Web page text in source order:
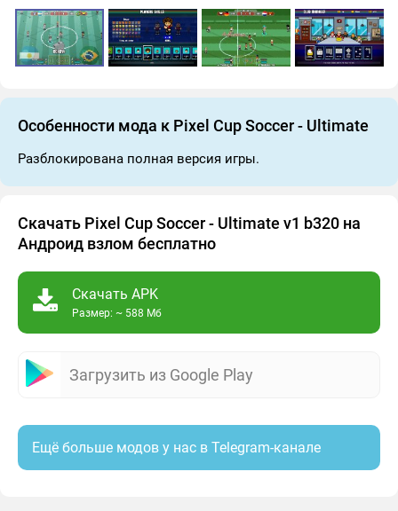
Особенности мода к Pixel Cup Soccer - Ultimate
Разблокирована полная версия игры.
Скачать Pixel Cup Soccer - Ultimate v1 b320 на
Андроид взлом бесплатно
Скачать APK
Размер: ~ 588 Мб
Загрузить из Google Play
Ещё больше модов у нас в Telegram-канале